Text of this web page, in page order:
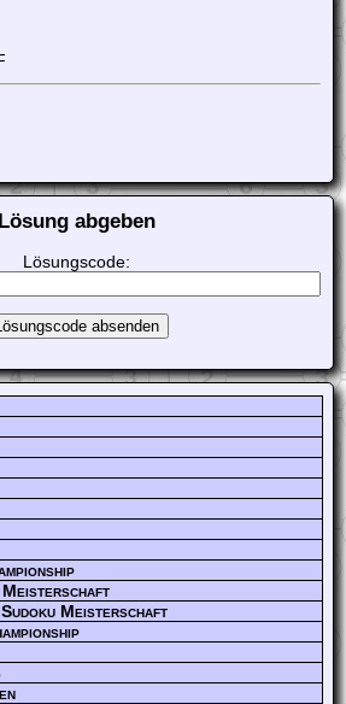
Lösung abgeben
Lösungscode:
Meisterschaft
Meisterschaft